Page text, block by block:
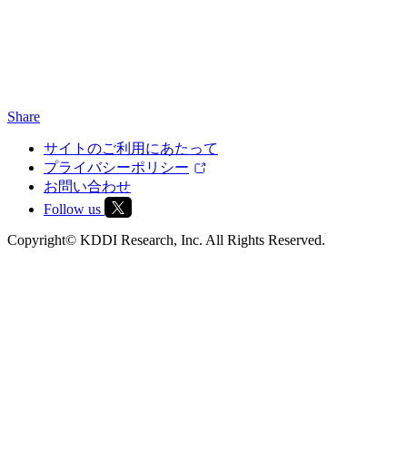
Share
サイトのご利用にあたって
プライバシーポリシー
お問い合わせ
Follow us
Copyright© KDDI Research, Inc. All Rights Reserved.